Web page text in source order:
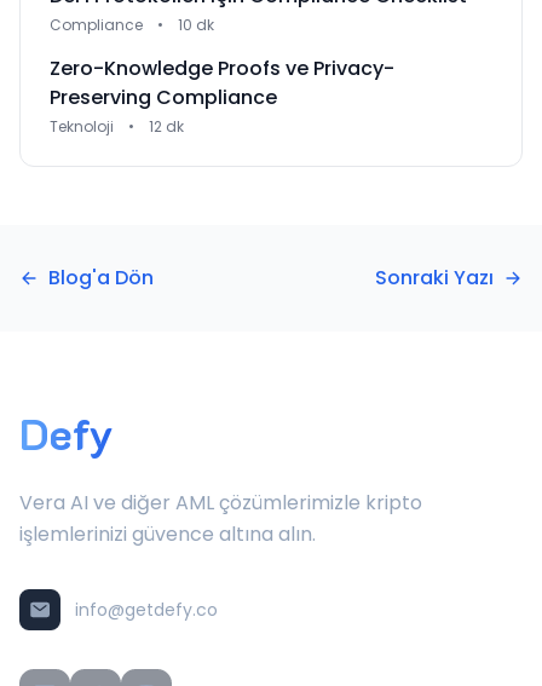
Compliance • 10 dk
Zero-Knowledge Proofs ve Privacy-
Preserving Compliance
Teknoloji • 12 dk
Blog'a Dön Sonraki Yazı
Defy
Vera AI ve diğer AML çözümlerimizle kripto
işlemlerinizi güvence altına alın.
info@getdefy.co